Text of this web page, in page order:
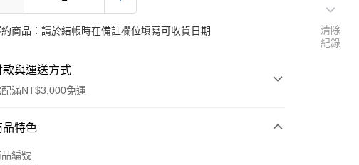
商品：請於結帳時在備註欄位填寫可收貨日期
款與運送方式
配滿NT$3,000免運
款方式
卡一次付款
品特色
品編號
清除
紀錄